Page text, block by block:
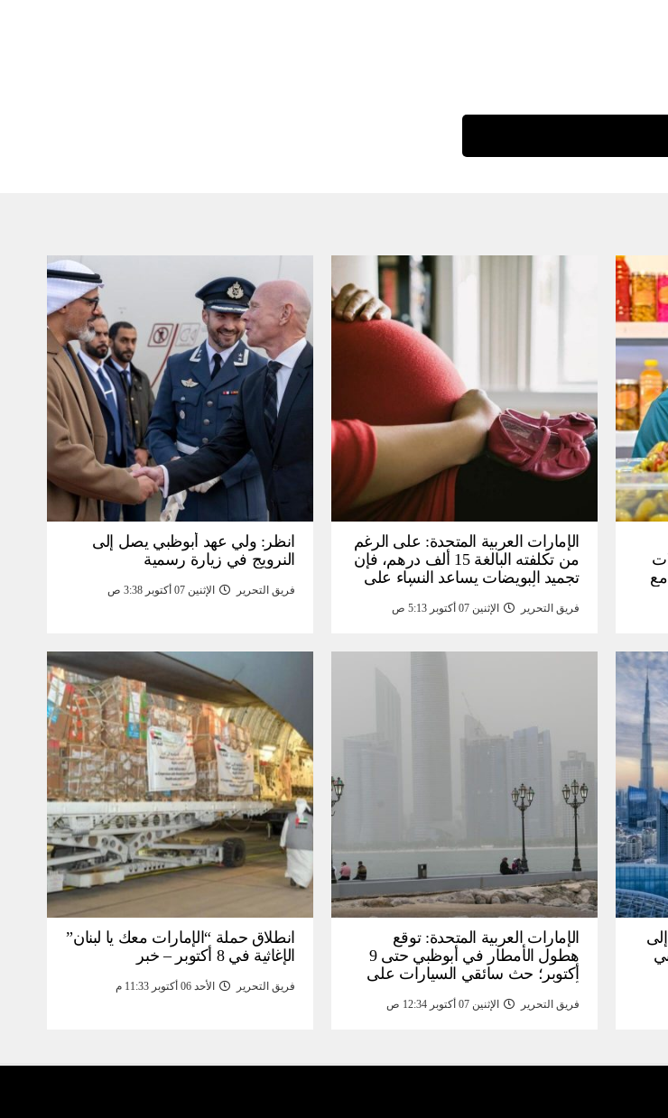
​​مع
الإمارات العربية المتحدة: على الرغم
من تكلفته البالغة 15 ألف درهم، فإن
تجميد البويضات يساعد النساء على
أخبار
فريق التحرير الإثنين 07 أكتوبر 5:13 ص
انظر: ولي عهد أبوظبي يصل إلى
النرويج في زيارة رسمية
فريق التحرير الإثنين 07 أكتوبر 3:38 ص
الإمارات العربية المتحدة: توقع
هطول الأمطار في أبوظبي حتى 9
أكتوبر؛ حث سائقي السيارات على
فريق التحرير الإثنين 07 أكتوبر 12:34 ص
انطلاق حملة “الإمارات معك يا لبنان”
الإغاثية في 8 أكتوبر – خبر
فريق التحرير الأحد 06 أكتوبر 11:33 م